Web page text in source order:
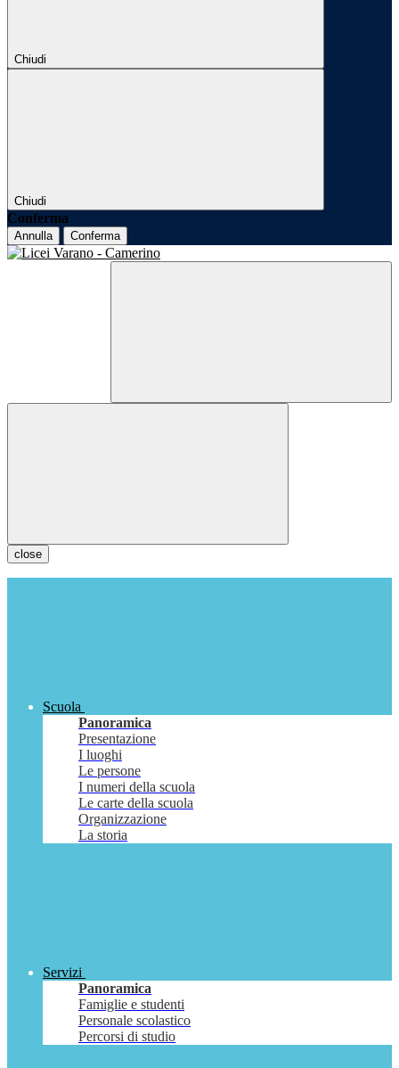
Chiudi
Chiudi
Conferma
Annulla Conferma
close
Scuola
Panoramica
Presentazione
I luoghi
Le persone
I numeri della scuola
Le carte della scuola
Organizzazione
La storia
Servizi
Panoramica
Famiglie e studenti
Personale scolastico
Percorsi di studio